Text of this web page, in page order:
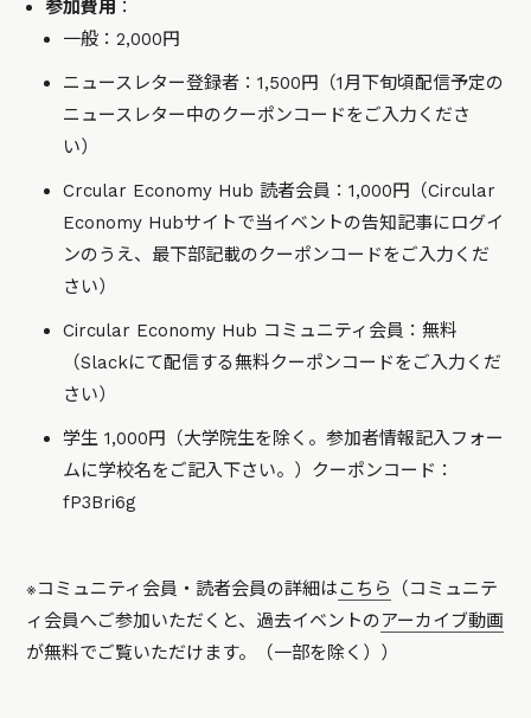
参加費用 ：
一般：2,000円
ニュースレター登録者：1,500円（1月下旬頃配信予定の
ニュースレター中のクーポンコードをご入力くださ
い）
Crcular Economy Hub 読者会員：1,000円（Circular
Economy Hubサイトで当イベントの告知記事にログイ
ンのうえ、最下部記載のクーポンコードをご入力くだ
さい）
Circular Economy Hub コミュニティ会員：無料
（Slackにて配信する無料クーポンコードをご入力くだ
さい）
学生 1,000円（大学院生を除く。参加者情報記入フォー
ムに学校名をご記入下さい。）クーポンコード：
fP3Bri6g
※コミュニティ会員・読者会員の詳細はこちら
（コミュニテ
ィ会員へご参加いただくと、過去イベントのアーカイブ動画
が無料でご覧いただけます。（一部を除く））